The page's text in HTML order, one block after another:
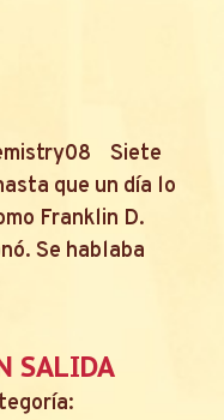
Siete
que un día lo
Franklin D.
Se hablaba
SALIDA